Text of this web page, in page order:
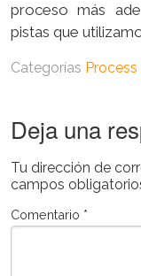
proceso más
pistas que
Categorías Process
Deja una
Tu dirección de
campos
Comentario *